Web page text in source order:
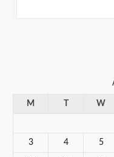
M W
3 4 5